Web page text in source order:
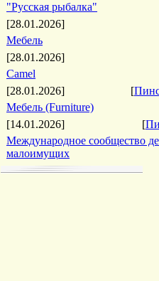
"Русская рыбалка"
[28.01.2026]
Мебель
[28.01.2026]
Camel
[28.01.2026]
[
Мебель (Furniture)
[14.01.2026]
[
Международное сообщество
малоимущих